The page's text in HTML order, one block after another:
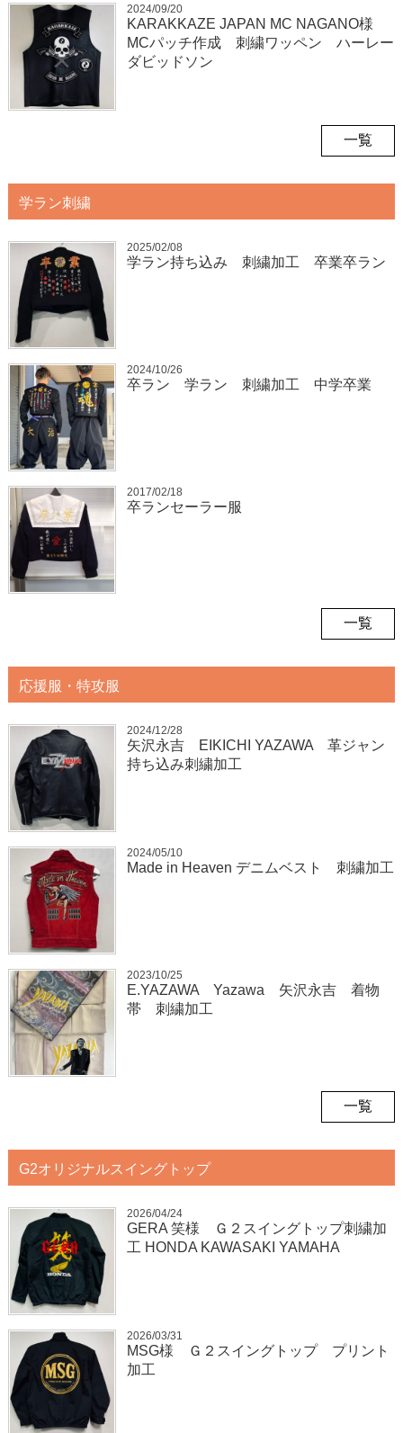
2024/09/20
KARAKKAZE JAPAN MC NAGANO様
MCパッチ作成 刺繍ワッペン ハーレー
ダビッドソン
一覧
学ラン刺繍
2025/02/08
学ラン持ち込み 刺繍加工 卒業卒ラン
2024/10/26
卒ラン 学ラン 刺繍加工 中学卒業
2017/02/18
卒ランセーラー服
一覧
応援服・特攻服
2024/12/28
矢沢永吉 EIKICHI YAZAWA 革ジャン
持ち込み刺繍加工
2024/05/10
Made in Heaven デニムベスト 刺繍加工
2023/10/25
E.YAZAWA Yazawa 矢沢永吉 着物
帯 刺繍加工
一覧
G2オリジナルスイングトップ
2026/04/24
GERA 笑様 Ｇ２スイングトップ刺繍加
工 HONDA KAWASAKI YAMAHA
2026/03/31
MSG様 Ｇ２スイングトップ プリント
加工